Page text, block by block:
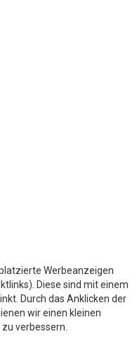
Werbeanzeigen
Diese sind mit einem
Durch das Anklicken der
wir einen kleinen
verbessern.